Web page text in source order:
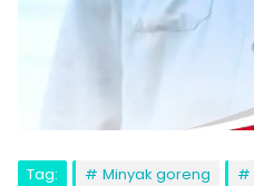
Tag: Minyak goreng